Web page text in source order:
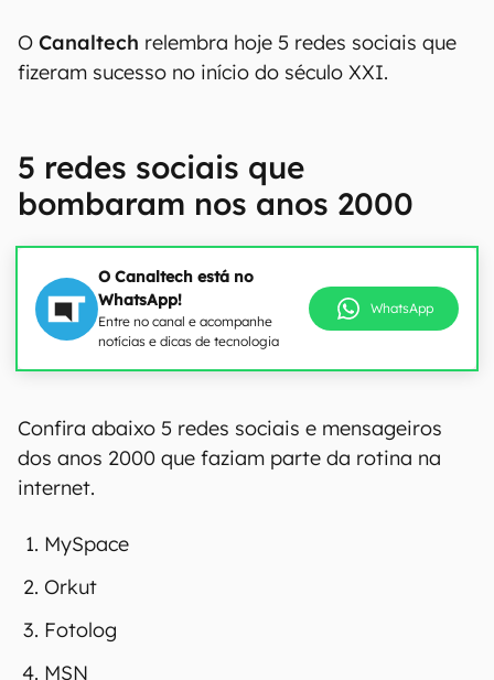
O Canaltech relembra hoje 5 redes sociais que
fizeram sucesso no início do século XXI.
5 redes sociais que
bombaram nos anos 2000
O Canaltech está no
WhatsApp!
Entre no canal e acompanhe
notícias e dicas de tecnologia
WhatsApp
Confira abaixo 5 redes sociais e mensageiros
dos anos 2000 que faziam parte da rotina na
internet.
MySpace
Orkut
Fotolog
MSN